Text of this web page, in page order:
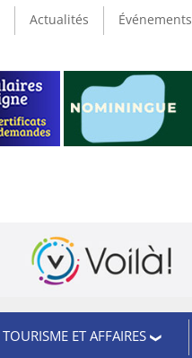
Actualités Événements
TOURISME ET AFFAIRES